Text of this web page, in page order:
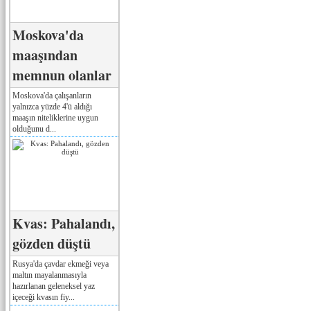
Moskova'da
maaşından
memnun olanlar
Moskova'da çalışanların
yalnızca yüzde 4'ü aldığı
maaşın niteliklerine uygun
olduğunu d...
Kvas: Pahalandı,
gözden düştü
Rusya'da çavdar ekmeği veya
maltın mayalanmasıyla
hazırlanan geleneksel yaz
içeceği kvasın fiy...